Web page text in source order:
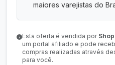
maiores varejistas do
Esta oferta é vendida por
um portal afiliado e pode
compras realizadas através
para você.